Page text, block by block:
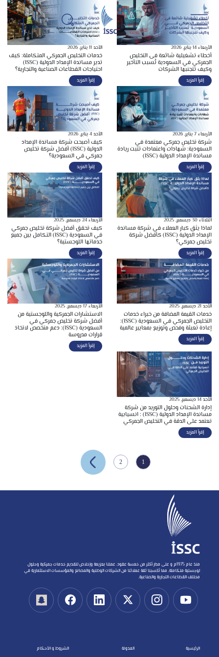
الأربعاء 14 يناير, 2026
أخطاء تشغيلية شائعة فى التخليص
الجمركي في السعودية تُسبب التأخير
وكيف تتجنبها الشركات
إقرأ المزيد
الأحد 11 يناير, 2026
خدمات التخليص الجمركي المتكاملة: كيف
تدير مساندة الإمداد الدولية (ISSC)
احتياجات القطاعات الصناعية والتجارية؟
إقرأ المزيد
الأربعاء 7 يناير, 2026
شركة تخليص جمركي معتمدة في
السعودية: شهادات واعتمادات تثبت ريادة
مساندة الإمداد الدولية (ISSC)
إقرأ المزيد
الأحد 4 يناير, 2026
كيف أصبحت شركة مساندة الإمداد
الدولية (ISSC) أفضل شركة تخليص
جمركي في السعودية؟
إقرأ المزيد
الثلاثاء 30 ديسمبر, 2025
لماذا يثق كبار العملاء في شركة مساندة
الإمداد الدولية (ISSC) كأفضل شركة
تخليص جمركي؟
إقرأ المزيد
الأربعاء 24 ديسمبر, 2025
كيف تحقق أفضل شركة تخليص جمركي
في السعودية (ISSC) التكامل بين جميع
خدماتها اللوجستية؟
إقرأ المزيد
الأحد 21 ديسمبر, 2025
خدمات القيمة المضافة من خبراء خدمات
التخليص الجمركي في السعودية (ISSC):
إعادة تعبئة وفحص وتوزيع بمعايير عالمية
إقرأ المزيد
الأربعاء 17 ديسمبر, 2025
الاستشارات الجمركية واللوجستية من
أفضل شركة تخليص جمركي في
السعودية (ISSC): دعم متخصص لاتخاذ
قرارات مدروسة
إقرأ المزيد
الأحد 14 ديسمبر, 2025
إدارة الشحنات وحلول التوريد من شركة
مساندة الإمداد الدولية (ISSC) : انسيابية
تعتمد على الدقة في التخليص الجمركي
إقرأ المزيد
1
2
منذ عام 1975م و على مدار أكثر من خمسة عقود، عملنا بعزيمة وإخلاص لتقديم خدمات جمركية وحلول
لوجستية متكاملة، مما أكسبنا ثقة عملائنا من الشركات الوطنية والمصانع والمؤسسات الاستثمارية في
مختلف القطاعات التجارية والصناعية.
الرئيسية المدونة الشروط و الأحكام